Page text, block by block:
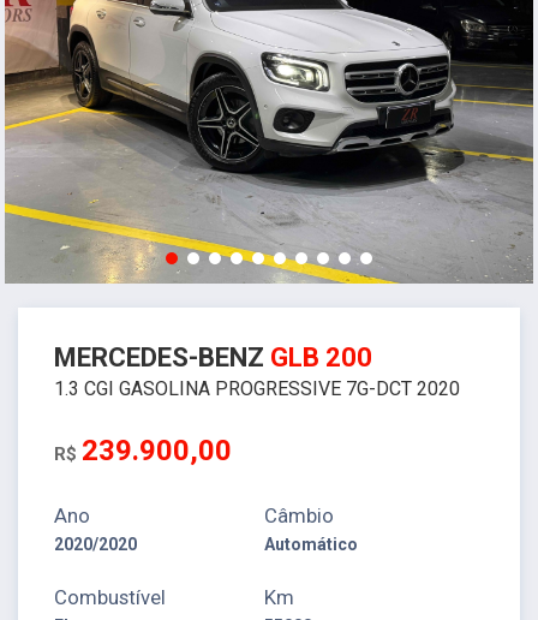
MERCEDES-BENZ GLB 200
1.3 CGI GASOLINA PROGRESSIVE 7G-DCT 2020
R$ 239.900,00
Ano
2020/2020
Câmbio
Automático
Combustível Km